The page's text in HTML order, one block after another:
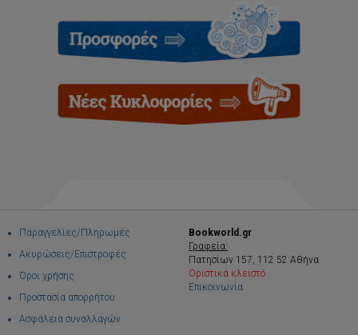
Παραγγελίες/Πληρωμές
Ακυρώσεις/Επιστροφές
Όροι χρήσης
Προστασία απορρήτου
Ασφάλεια συναλλαγών
Bookworld.gr
Γραφεία:
Πατησίων 157, 112 52 Αθήνα
Οριστικά κλειστό
Επικοινωνία